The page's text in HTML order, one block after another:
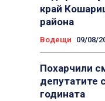
край
района
Водещи 09/08/
Похарчили
депутатите
годината